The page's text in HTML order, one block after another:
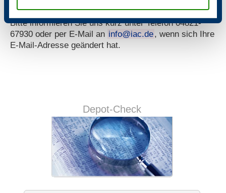
Newsletter-E-Mail ändern
Bitte informieren Sie uns kurz unter Telefon 04821-
67930 oder per E-Mail an info@iac.de, wenn sich Ihre
E-Mail-Adresse geändert hat.
Depot-Check